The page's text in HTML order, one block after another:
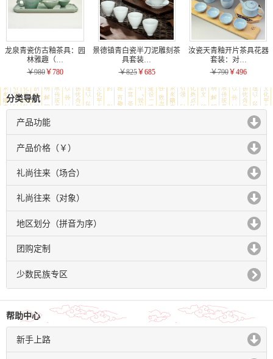
龙泉青瓷仿古釉茶具：园
林雅趣（…
￥980￥780
景德镇青白瓷半刀泥雕刻茶
具套装…
￥825￥685
汝瓷天青釉开片茶具花器
套装：对…
￥790￥496
分类导航
产品功能
click to expand contents
产品价格（￥）
click to expand contents
礼尚往来（场合）
click to expand contents
礼尚往来（对象）
click to expand contents
地区划分（拼音为序）
click to expand contents
团购定制
click to expand contents
少数民族专区
帮助中心
新手上路
click to expand contents